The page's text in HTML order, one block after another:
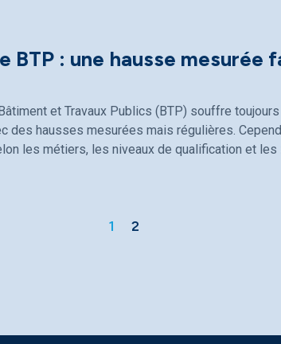
BTP : une hausse
et Travaux Publics (BTP) souffre
des hausses mesurées mais régulières.
les métiers, les niveaux de qualification et
1 2